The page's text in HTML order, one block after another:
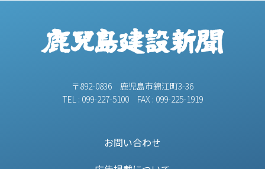
〒892-0836 鹿児島市錦江町3-36
TEL : 099-227-5100 FAX : 099-225-1919
お問い合わせ